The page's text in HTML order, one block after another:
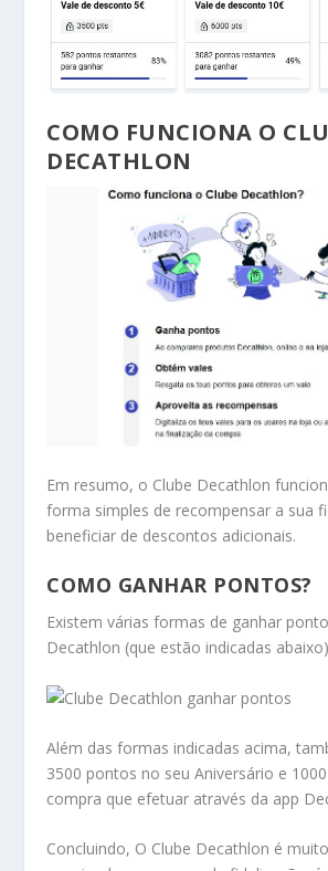
COMO FUNCIONA O
DECATHLON
Em resumo, o Clube Decathlon
forma simples de recompensar a sua
beneficiar de descontos adicionais.
COMO GANHAR PONTOS?
Existem várias formas de ganhar
Decathlon (que estão indicadas
Além das formas indicadas acima,
3500 pontos no seu Aniversário e
compra que efetuar através da app
Concluindo, O Clube Decathlon é